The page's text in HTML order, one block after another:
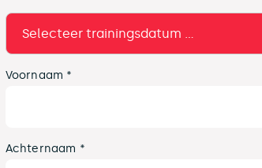
Voornaam *
Achternaam *